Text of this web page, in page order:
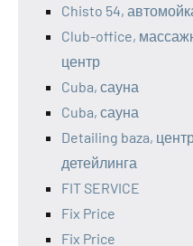
Chisto 54,
Club-office,
центр
Cuba, сауна
Cuba, сауна
Detailing baza,
детейлинга
FIT SERVICE
Fix Price
Fix Price